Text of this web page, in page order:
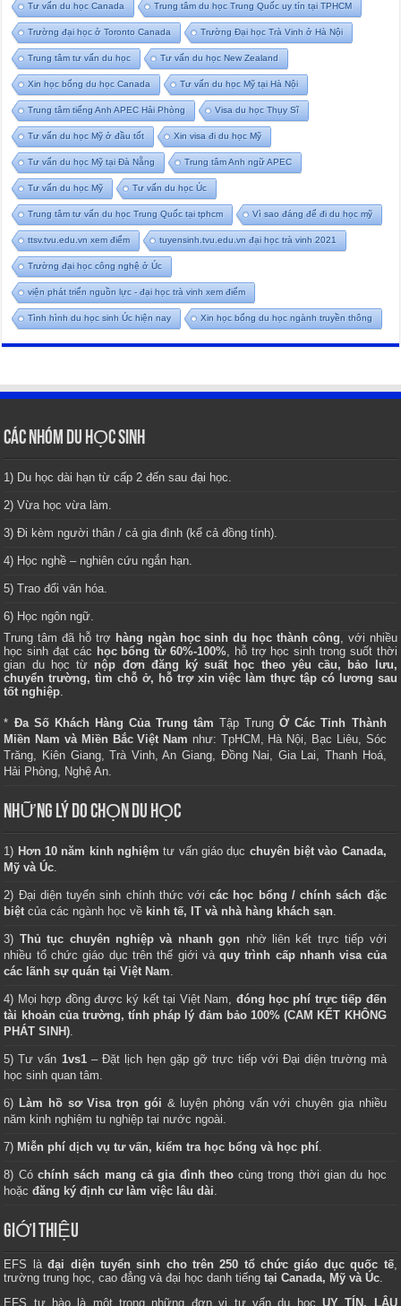
Tư vấn du học Canada Trung tâm du học Trung Quốc uy tín tại TPHCM
Trường đại học ở Toronto Canada Trường Đại học Trà Vinh ở Hà Nội
Trung tâm tư vấn du học Tư vấn du học New Zealand
Xin học bổng du học Canada Tư vấn du học Mỹ tại Hà Nội
Trung tâm tiếng Anh APEC Hải Phòng Visa du học Thụy Sĩ
Tư vấn du học Mỹ ở đầu tốt Xin visa đi du học Mỹ
Tư vấn du học Mỹ tại Đà Nẵng Trung tâm Anh ngữ APEC
Tư vấn du học Mỹ Tư vấn du học Úc
Trung tâm tư vấn du học Trung Quốc tại tphcm Vì sao đáng để đi du học mỹ
ttsv.tvu.edu.vn xem điểm tuyensinh.tvu.edu.vn đại học trà vinh 2021
Trường đại học công nghệ ở Úc
viện phát triển nguồn lực - đại học trà vinh xem điểm
Tình hình du học sinh Úc hiện nay Xin học bổng du học ngành truyền thông
CÁC NHÓM DU HỌC SINH
1) Du học dài hạn từ cấp 2 đến sau đại học.
2) Vừa học vừa làm.
3) Đi kèm người thân / cả gia đình (kể cả đồng tính).
4) Học nghề – nghiên cứu ngắn hạn.
5) Trao đổi văn hóa.
6) Học ngôn ngữ.
Trung tâm đã hỗ trợ hàng ngàn học sinh du học thành công, với nhiều
học sinh đạt các học bổng từ 60%-100%, hỗ trợ học sinh trong suốt thời
gian du học từ nộp đơn đăng ký suất học theo yêu cầu, bảo lưu,
chuyển trường, tìm chỗ ở, hỗ trợ xin việc làm thực tập có lương sau
tốt nghiệp.
* Đa Số Khách Hàng Của Trung tâm Tập TrungỞ Các Tỉnh Thành
Miền Nam và Miền Bắc Việt Nam như: TpHCM, Hà Nội, Bạc Liêu, Sóc
Trăng, Kiên Giang, Trà Vinh, An Giang, Đồng Nai, Gia Lai, Thanh Hoá,
Hải Phòng, Nghệ An.
NHỮNG LÝ DO CHỌN DU HỌC
1) Hơn 10 năm kinh nghiệm tư vấn giáo dục chuyên biệt vào Canada,
Mỹ và Úc.
2) Đại diện tuyển sinh chính thức vớicác học bổng / chính sách đặc
biệt của các ngành học về kinh tế, IT và nhà hàng khách sạn.
3) Thủ tục chuyên nghiệp và nhanh gọn nhờ liên kết trực tiếp với
nhiều tổ chức giáo dục trên thế giới vàquy trình cấp nhanh visa của
các lãnh sự quán tại Việt Nam.
4) Mọi hợp đồng được ký kết tại Việt Nam, đóng học phí trực tiếp đến
tài khoản của trường, tính pháp lý đảm bảo 100% (CAM KẾT KHÔNG
PHÁT SINH).
5) Tư vấn 1vs1– Đặt lịch hẹn gặp gỡ trực tiếp với Đại diện trường mà
học sinh quan tâm.
6) Làm hồ sơ Visa trọn gói & luyện phỏng vấn với chuyên gia nhiều
năm kinh nghiệm tu nghiệp tại nước ngoài.
7) Miễn phí dịch vụ tư vấn, kiểm tra học bổng và học phí.
8) Cóchính sách mang cả gia đình theocùng trong thời gian du học
hoặcđăng ký định cư làm việc lâu dài.
GIỚI THIỆU
EFS làđại diện tuyển sinh cho trên 250 tổ chức giáo dục quốc tế,
trường trung học, cao đẳng và đại học danh tiếng tại Canada, Mỹ và Úc.
EFS tự hào là một trong những đơn vị tư vấn du học UY TÍN, LÂU